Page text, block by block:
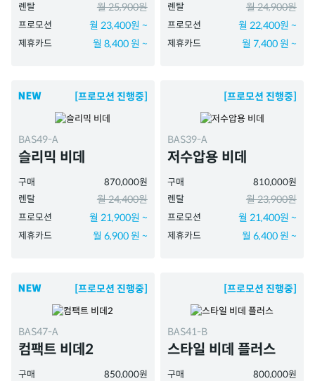
렌탈
월 25,900원
프로모션 월 23,400원 ~
제휴카드 월 8,400 원 ~
렌탈
월 24,900원
프로모션 월 22,400원 ~
제휴카드 월 7,400 원 ~
[프로모션 진행중]
BAS49-A
슬리믹 비데
구매
870,000원
렌탈
월 24,400원
프로모션 월 21,900원 ~
제휴카드 월 6,900 원 ~
[프로모션 진행중]
BAS39-A
저수압용 비데
구매
810,000원
렌탈
월 23,900원
프로모션 월 21,400원 ~
제휴카드 월 6,400 원 ~
[프로모션 진행중]
BAS47-A
컴팩트 비데2
구매
850,000원
[프로모션 진행중]
BAS41-B
스타일 비데 플러스
구매
800,000원